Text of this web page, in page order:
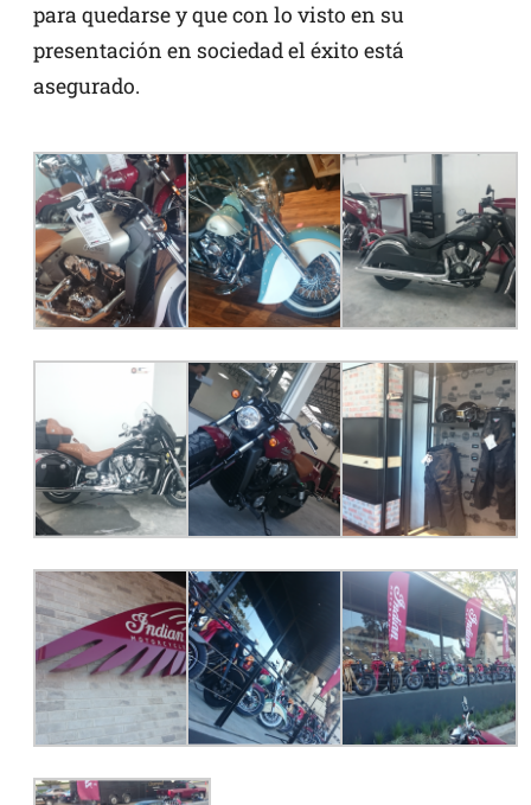
para quedarse y que con lo visto en su
presentación en sociedad el éxito está
asegurado.